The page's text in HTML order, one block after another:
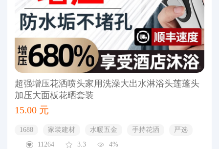
超强增压花洒喷头家用洗澡大出水淋浴头莲蓬头
加压大面板花晒套装
15.00 元
1688 家装建材 水暖五金 手持花洒
严选
11264
3.3 4%